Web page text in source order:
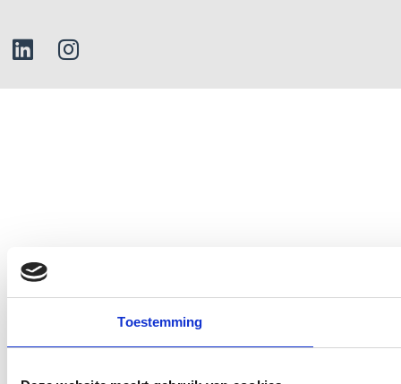
Toestemming